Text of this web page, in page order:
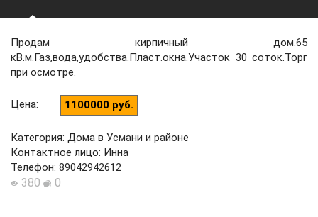
Продам кирпичный дом.65
кВ.м.Газ,вода,удобства.Пласт.окна.Участок 30 соток.Торг
при осмотре.
Цена: 1100000 руб.
Категория: Дома в Усмани и районе
Контактное лицо: Инна
Телефон: 89042942612
380 0